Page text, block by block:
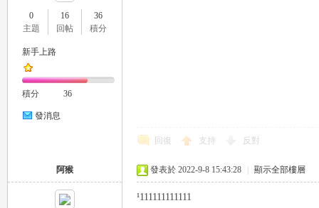
0
主題
16
回帖
36
積分
新手上路
積分 36
發消息
回復 支持 反對
阿猴 發表於 2022-9-8 15:43:28 顯示全部樓層
¹111111111111